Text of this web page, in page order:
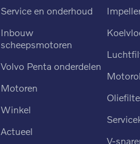
Service en onderhoud
Inbouw
scheepsmotoren
Volvo Penta onderdelen
Motoren
Winkel
Actueel
V-